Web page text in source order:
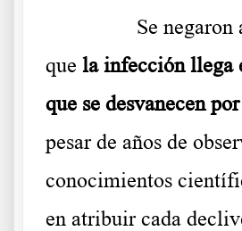
Se
que la infección llega
que se desvanecen
pesar de años de
conocimientos
en atribuir cada